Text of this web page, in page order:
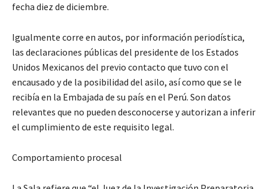
fecha diez de diciembre.
Igualmente corre en autos, por información periodística,
las declaraciones públicas del presidente de los Estados
Unidos Mexicanos del previo contacto que tuvo con el
encausado y de la posibilidad del asilo, así como que se le
recibía en la Embajada de su país en el Perú. Son datos
relevantes que no pueden desconocerse y autorizan a inferir
el cumplimiento de este requisito legal.
Comportamiento procesal